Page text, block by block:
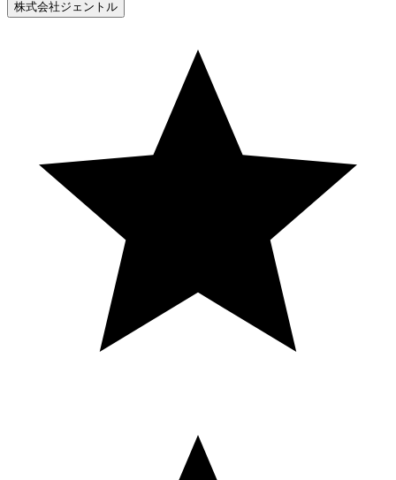
株式会社ジェントル